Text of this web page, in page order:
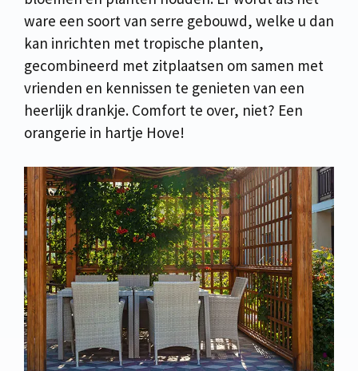
ware een soort van serre gebouwd, welke u dan
kan inrichten met tropische planten,
gecombineerd met zitplaatsen om samen met
vrienden en kennissen te genieten van een
heerlijk drankje. Comfort te over, niet? Een
orangerie in hartje Hove!